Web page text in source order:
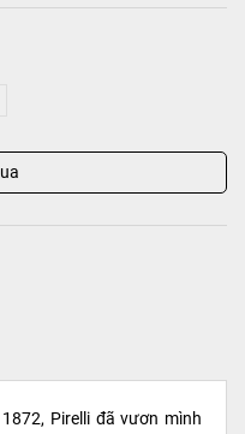
Pirelli đã vươn mình